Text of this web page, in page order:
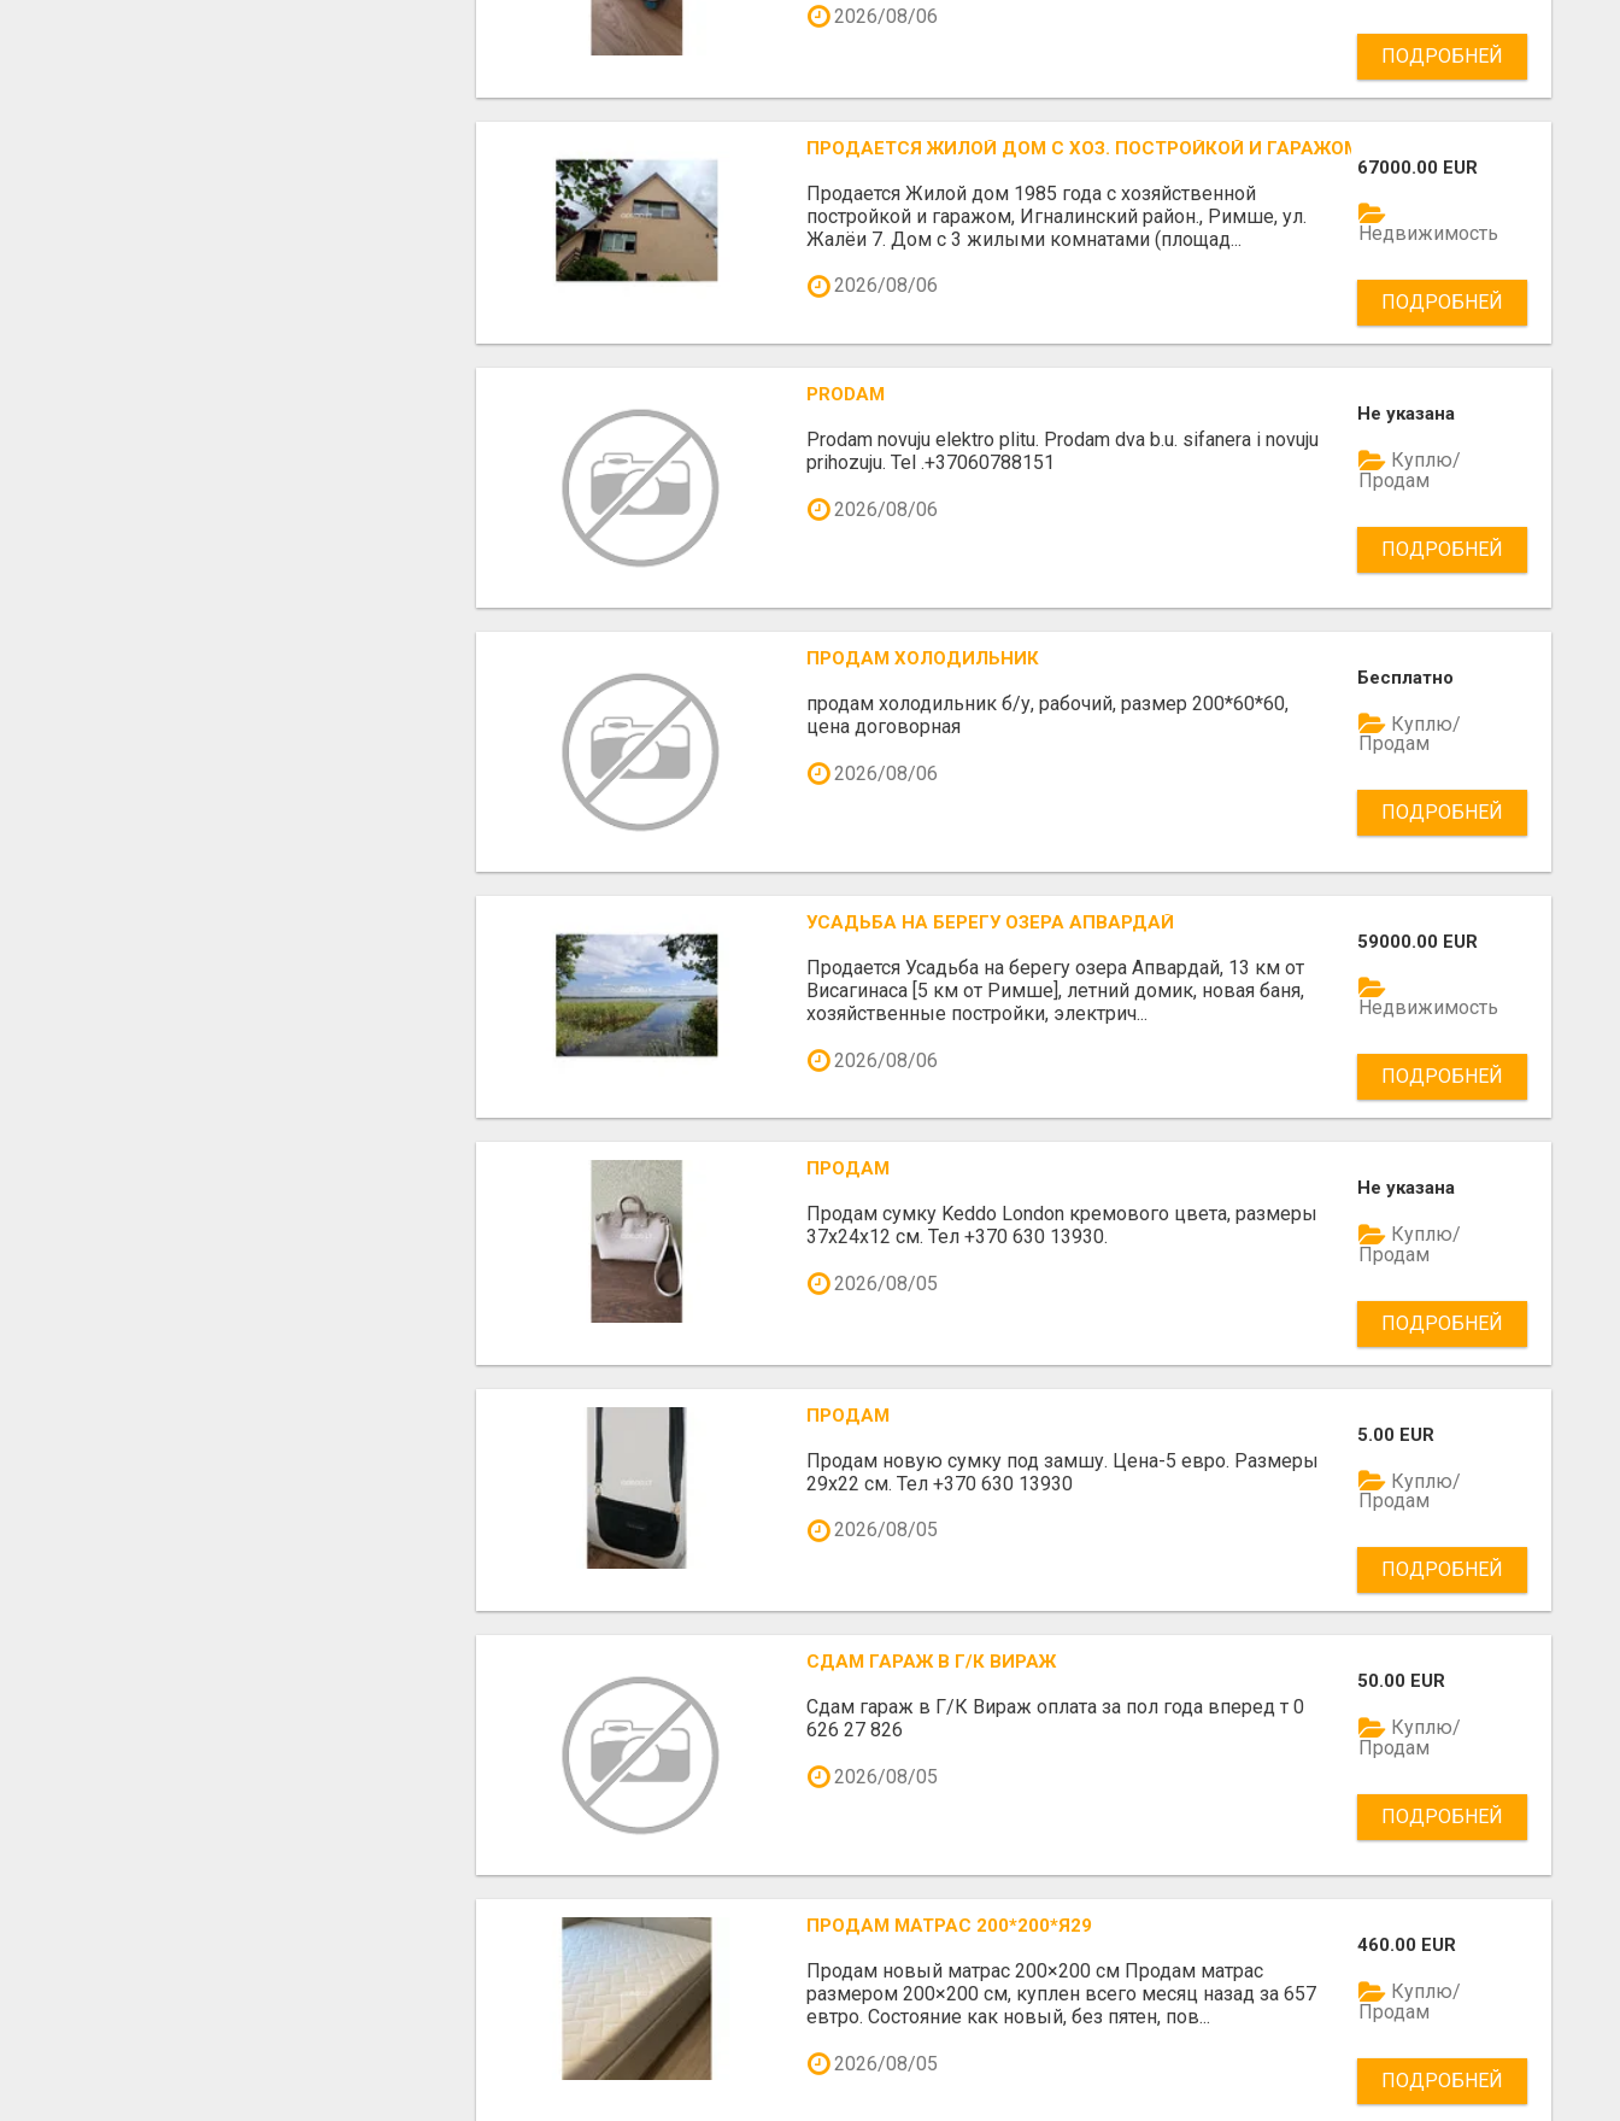
2026/08/06
ПОДРОБНЕЙ
ПРОДАЕТСЯ ЖИЛОЙ ДОМ С ХОЗ. ПОСТРОЙКОЙ И ГАРАЖОМ В РИМШЕ.
Продается Жилой дом 1985 года с хозяйственной
постройкой и гаражом, Игналинский район., Римше, ул.
Жалёи 7. Дом с 3 жилыми комнатами (площад...
2026/08/06
67000.00 EUR
Недвижимость
ПОДРОБНЕЙ
PRODAM
Prodam novuju elektro plitu. Prodam dva b.u. sifanera i novuju
prihozuju. Tel .+37060788151
2026/08/06
Не указана
Куплю/
Продам
ПОДРОБНЕЙ
ПРОДАМ ХОЛОДИЛЬНИК
продам холодильник б/у, рабочий, размер 200*60*60,
цена договорная
2026/08/06
Бесплатно
Куплю/
Продам
ПОДРОБНЕЙ
УСАДЬБА НА БЕРЕГУ ОЗЕРА АПВАРДАЙ
Продается Усадьба на берегу озера Апвардай, 13 км от
Висагинаса [5 км от Римше], летний домик, новая баня,
хозяйственные постройки, электрич...
2026/08/06
59000.00 EUR
Недвижимость
ПОДРОБНЕЙ
ПРОДАМ
Продам сумку Keddo London кремового цвета, размеры
37x24x12 cм. Тел +370 630 13930.
2026/08/05
Не указана
Куплю/
Продам
ПОДРОБНЕЙ
ПРОДАМ
Продам новую сумку под замшу. Цена-5 евро. Размеры
29х22 см. Тел +370 630 13930
2026/08/05
5.00 EUR
Куплю/
Продам
ПОДРОБНЕЙ
СДАМ ГАРАЖ В Г/К ВИРАЖ
Сдам гараж в Г/К Вираж оплата за пол года вперед т 0
626 27 826
2026/08/05
50.00 EUR
Куплю/
Продам
ПОДРОБНЕЙ
ПРОДАМ МАТРАС 200*200*Я29
Продам новый матрас 200×200 см Продам матрас
размером 200×200 см, куплен всего месяц назад за 657
евтро. Состояние как новый, без пятен, пов...
2026/08/05
460.00 EUR
Куплю/
Продам
ПОДРОБНЕЙ